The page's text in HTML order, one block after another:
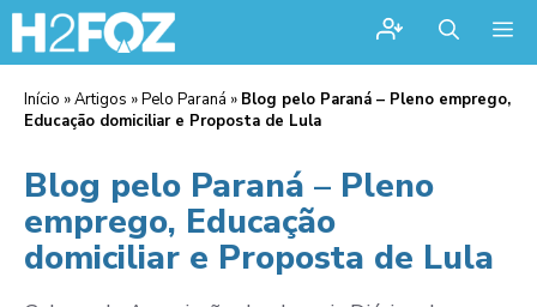
Início »Artigos »Pelo Paraná » Blog pelo Paraná – Pleno emprego,
Educação domiciliar e Proposta de Lula
Blog pelo Paraná – Pleno
emprego, Educação
domiciliar e Proposta de Lula